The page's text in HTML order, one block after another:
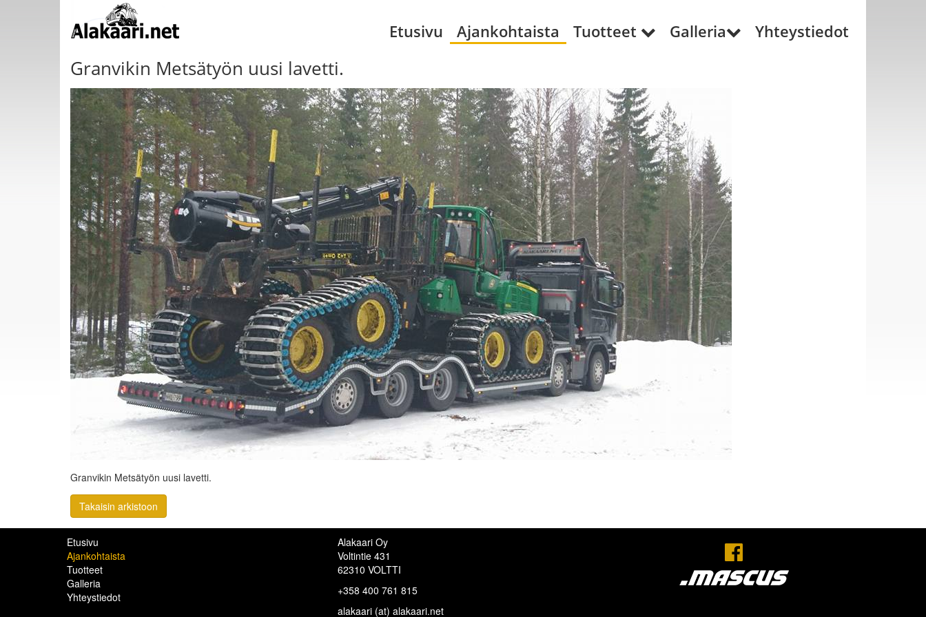
Etusivu Ajankohtaista Tuotteet Galleria Yhteystiedot
Granvikin Metsätyön uusi lavetti.
Granvikin Metsätyön uusi lavetti.
Takaisin arkistoon
Etusivu
Ajankohtaista
Tuotteet
Galleria
Yhteystiedot
Alakaari Oy
Voltintie 431
62310 VOLTTI
+358 400 761 815
alakaari (at) alakaari.net